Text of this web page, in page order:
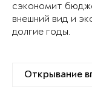
сэкономит
внешний вид и
долгие годы.